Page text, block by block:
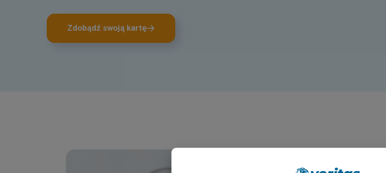
Zdobądź swoją kartę